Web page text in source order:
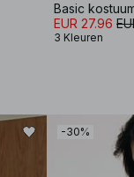
Basic
EUR 27.96
3 Kleuren
-30%